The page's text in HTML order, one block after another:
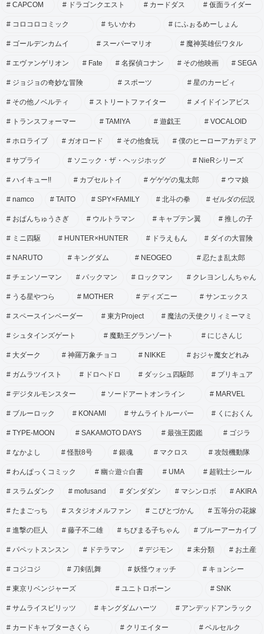
CAPCOM ドラゴンクエスト カードダス 仮面ライダー
コロコロコミック ちいかわ にふぉるめーしょん
ゴールデンカムイ スーパーマリオ 魔神英雄伝ワタル
エヴァンゲリオン Fate 名探偵コナン その他映画 SEGA
ジョジョの奇妙な冒険 スポーツ 星のカービィ
その他ノベルティ ストリートファイター メイドインアビス
トランスフォーマー TAMIYA 遊戯王 VOCALOID
ホロライブ ガオロード その他食玩 僕のヒーローアカデミア
サプライ ソニック・ザ・ヘッジホッグ NieRシリーズ
ハイキュー!! カプセルトイ ゲゲゲの鬼太郎 ウマ娘
namco TAITO SPY×FAMILY 北斗の拳 ゼルダの伝説
おぱんちゅうさぎ ウルトラマン キャプテン翼 推しの子
ミニ四駆 HUNTER×HUNTER ドラえもん ダイの大冒険
NARUTO キングダム NEOGEO 忍たま乱太郎
チェンソーマン パックマン ロックマン クレヨンしんちゃん
うる星やつら MOTHER ディズニー サンエックス
スペースインベーダー 東方Project 魔法の天使クリィミーマミ
シュタインズゲート 魔動王グランゾート にじさんじ
大ダーク 神羅万象チョコ NIKKE おジャ魔女どれみ
ガムラツイスト ドロヘドロ ダッシュ四駆郎 プリキュア
デジタルモンスター ソードアートオンライン MARVEL
ブルーロック KONAMI サムライトルーパー くにおくん
TYPE-MOON SAKAMOTO DAYS 最強王図鑑 ゴジラ
なかよし 怪獣8号 銀魂 マクロス 攻殻機動隊
わんぱっくコミック 幽☆遊☆白書 UMA 超戦士シール
スラムダンク mofusand ダンダダン マシンロボ AKIRA
たまごっち スタジオメルファン こびとづかん 五等分の花嫁
進撃の巨人 藤子不二雄 ちびまる子ちゃん ブルーアーカイブ
パペットスンスン ドテラマン デジモン 未分類 お土産
コジコジ 刀剣乱舞 妖怪ウォッチ キョンシー
東京リベンジャーズ ユニトロボーン SNK
サムライスピリッツ キングダムハーツ アンデッドアンラック
カードキャプターさくら クリエイター ベルセルク